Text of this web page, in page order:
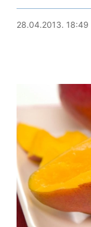
13.05.2013. 23:36
28.04.2013. 18:49